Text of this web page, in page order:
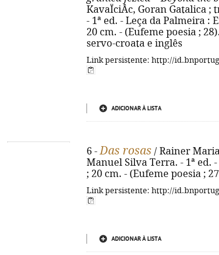
KavaÏciÂc, Goran Gatalica ;
- 1ª ed. - Leça da Palmeira :
20 cm. - (Eufeme poesia ;
servo-croata e inglês
Link persistente: http://
ADICIONAR À LISTA
6 -Das rosas / Rainer
Manuel Silva Terra. - 1ª ed.
; 20 cm. - (Eufeme poesia ;
Link persistente: http://
ADICIONAR À LISTA